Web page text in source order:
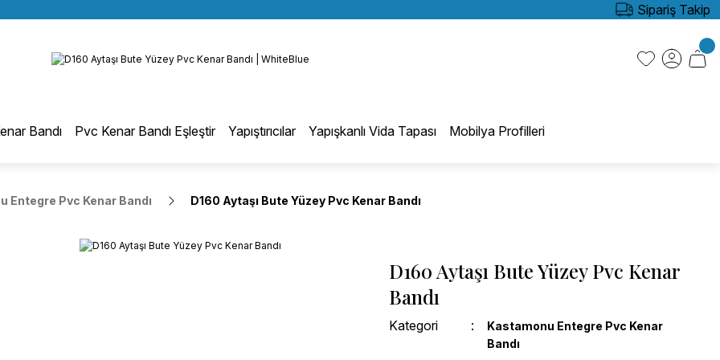
BÜTÜN ALIŞVERİŞLERİNİZDE KARGO BEDAVA!
KREDİ KARTINA 6 TAKSİT SEÇENEĞİ
Sipariş Takip
Bandı Pvc Kenar Bandı Eşleştir Yapıştırıcılar Yapışkanlı Vida Tapası Mobilya Profilleri
Entegre Pvc Kenar Bandı D160 Aytaşı Bute Yüzey Pvc Kenar Bandı
D160 Aytaşı Bute Yüzey Pvc Kenar
Bandı
Kategori
Kastamonu Entegre Pvc Kenar
Bandı
Eğri Kenar Hotmelt Tutkalı